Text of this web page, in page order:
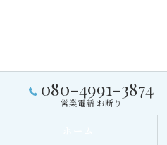
080-4991-3874
営業電話 お断り